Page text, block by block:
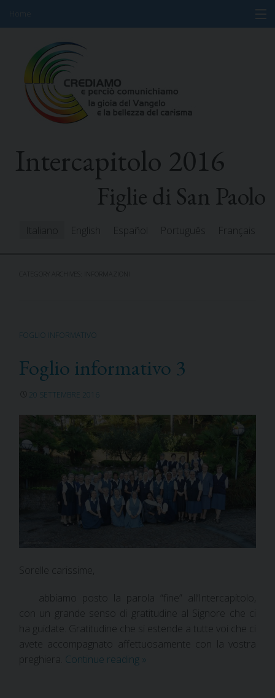
content
Informazioni
Programma
Partecipanti
Risorse
Intercapitolo 2016
Figlie di San Paolo
Italiano English Español Português Français
FOGLIO INFORMATIVO
Foglio informativo 3
20 SETTEMBRE 2016
Sorelle carissime,
abbiamo posto la parola “fine” all’Intercapitolo,
con un grande senso di gratitudine al Signore che ci
ha guidate. Gratitudine che si estende a tutte voi che ci
avete accompagnato affettuosamente con la vostra
preghiera. Continue reading »